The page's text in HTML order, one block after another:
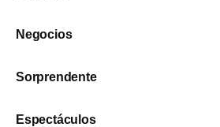
Negocios
Sorprendente
Espectáculos